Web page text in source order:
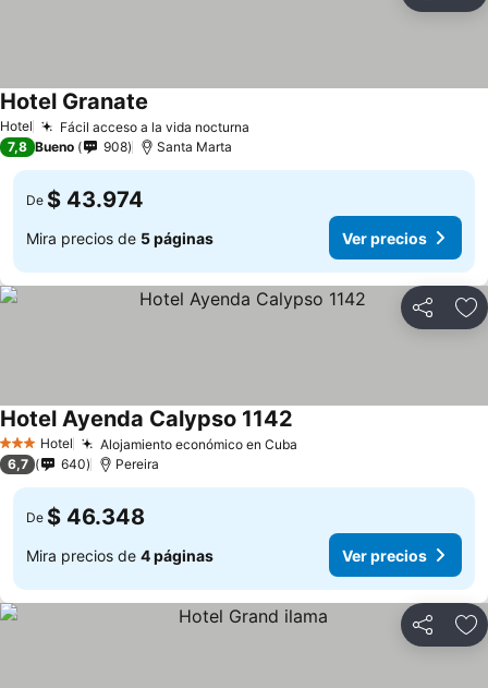
Hotel Fácil acceso a la vida nocturna
Hotel Granate
7,8 Bueno 908 Santa Marta
De $ 43.974
Mira precios de 5 páginas Ver precios
Compartir
3 Estrellas
Hotel Alojamiento económico en Cuba
Hotel Ayenda Calypso 1142
6,7 640 Pereira
De $ 46.348
Mira precios de 4 páginas Ver precios
Compartir